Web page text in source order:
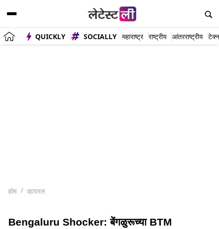
QUICKLY SOCIALLY महाराष्ट्र राष्ट्रीय आंतरराष्ट्रीय
होम व्हायरल
Bengaluru Shocker: बेंगळुरूच्या BTM